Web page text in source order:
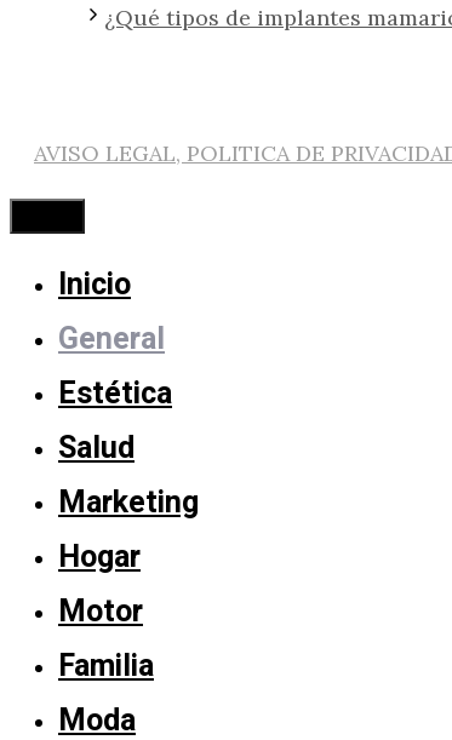
¿Qué tipos de implantes
AVISO LEGAL, POLITICA DE
Cerrar
Inicio
General
Estética
Salud
Marketing
Hogar
Motor
Familia
Moda